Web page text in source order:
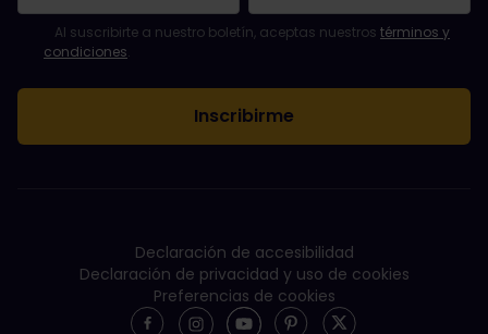
El campo de dirección de email es obligatorio.
La dirección de email no es válida.
Ha habido un fallo al suscribirte al boletín. Vuelve a intentarlo
¡Ya te has suscrito a este boletín!
Acepta los términos y condiciones para suscribirte al boletín
Al suscribirte a nuestro boletín, aceptas nuestros términos y
condiciones.
Declaración de accesibilidad
Declaración de privacidad y uso de cookies
Preferencias de cookies